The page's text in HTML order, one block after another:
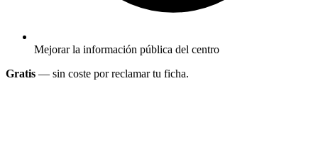
Mejorar la información pública del centro
Gratis — sin coste por reclamar tu ficha.